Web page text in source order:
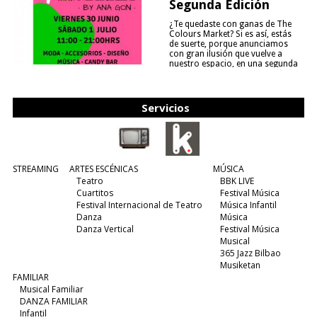
Segunda Edición
¿Te quedaste con ganas de The
Colours Market? Si es así, estás
de suerte, porque anunciamos
con gran ilusión que vuelve a
nuestro espacio, en una segunda
Servicios
STREAMING
ARTES ESCÉNICAS
Teatro
Cuartitos
Festival Internacional de Teatro
Danza
Danza Vertical
MÚSICA
BBK LIVE
Festival Música
Música Infantil
Música
Festival Música
Musical
365 Jazz Bilbao
Musiketan
FAMILIAR
Musical Familiar
DANZA FAMILIAR
Infantil